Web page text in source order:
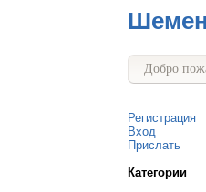
Добро
Регистрация
Вход
Прислать
Категории